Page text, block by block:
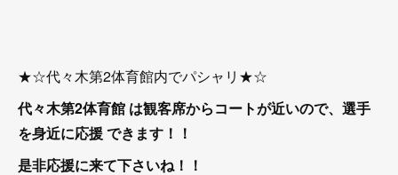
★☆代々木第2体育館内でパシャリ★☆
代々木第2体育館 は観客席からコートが近いので、選手
を身近に応援できます！！
是非応援に来て下さいね！！